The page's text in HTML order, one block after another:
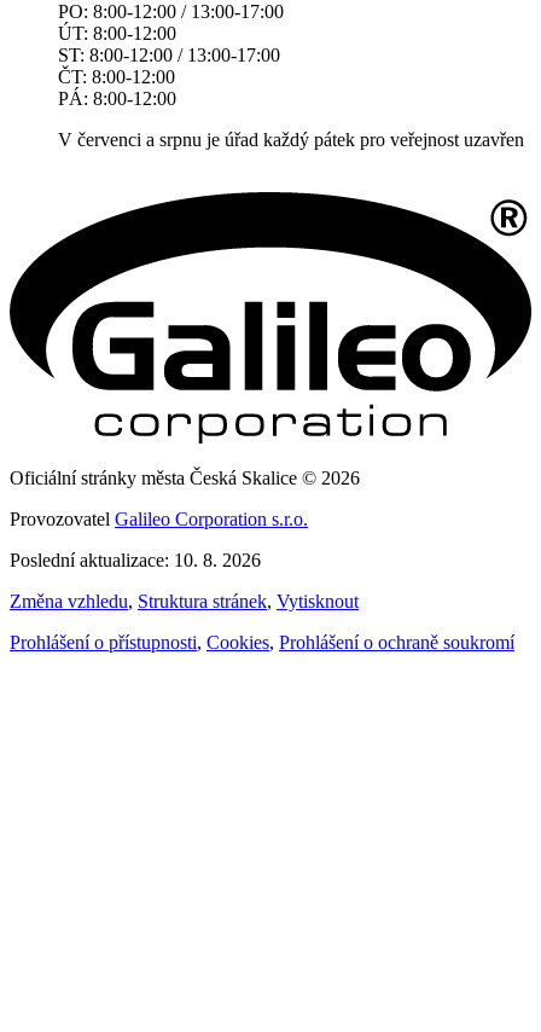
PO: 8:00-12:00 / 13:00-17:00
ÚT: 8:00-12:00
ST: 8:00-12:00 / 13:00-17:00
ČT: 8:00-12:00
PÁ: 8:00-12:00
V červenci a srpnu je úřad každý pátek pro veřejnost uzavřen
Oficiální stránky města Česká Skalice © 2026
Provozovatel Galileo Corporation s.r.o.
Poslední aktualizace: 10. 8. 2026
Změna vzhledu, Struktura stránek, Vytisknout
Prohlášení o přístupnosti, Cookies, Prohlášení o ochraně soukromí